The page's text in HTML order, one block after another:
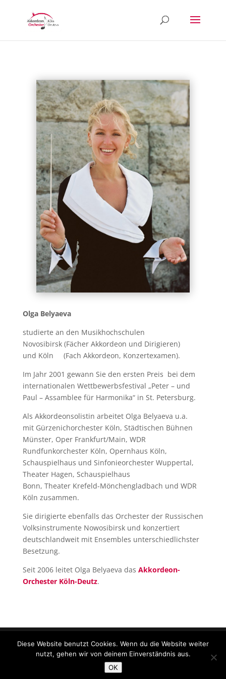
Olga Belyaeva
studierte an den Musikhochschulen
Novosibirsk (Fächer Akkordeon und Dirigieren)
und Köln (Fach Akkordeon, Konzertexamen).
Im Jahr 2001 gewann Sie den ersten Preis bei dem
internationalen Wettbewerbsfestival „Peter – und
Paul – Assamblee für Harmonika“ in St. Petersburg.
Als Akkordeonsolistin arbeitet Olga Belyaeva u.a.
mit Gürzenichorchester Köln, Städtischen Bühnen
Münster, Oper Frankfurt/Main, WDR
Rundfunkorchester Köln, Opernhaus Köln,
Schauspielhaus und Sinfonieorchester Wuppertal,
Theater Hagen, Schauspielhaus
Bonn, Theater Krefeld-Mönchengladbach und WDR
Köln zusammen.
Sie dirigierte ebenfalls das Orchester der Russischen
Volksinstrumente Nowosibirsk und konzertiert
deutschlandweit mit Ensembles unterschiedlichster
Besetzung.
Seit 2006 leitet Olga Belyaeva das Akkordeon-
Orchester Köln-Deutz.
© 2018 Akkordeon Orchester Köln-Deutz |
Datenschutzerklärung
Diese Website benutzt Cookies. Wenn du die Website weiter
nutzt, gehen wir von deinem Einverständnis aus.
OK